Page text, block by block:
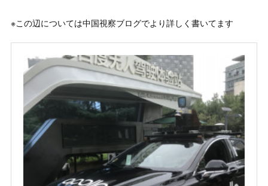
※この辺については中国視察ブログでより詳しく書いてます